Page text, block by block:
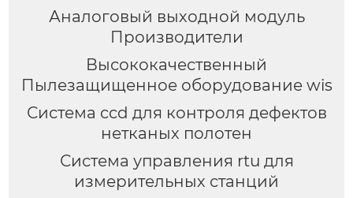
Аналоговый выходной модуль
Производители
Высококачественный
Пылезащищенное оборудование wis
Система ccd для контроля дефектов
нетканых полотен
Система управления rtu для
измерительных станций